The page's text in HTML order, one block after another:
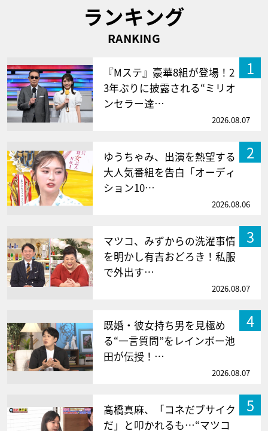
ランキング
RANKING
1
『Mステ』豪華8組が登場！2
3年ぶりに披露される“ミリオ
ンセラー達…
2026.08.07
2
ゆうちゃみ、出演を熱望する
大人気番組を告白「オーディ
ション10…
2026.08.06
3
マツコ、みずからの洗濯事情
を明かし有吉おどろき！私服
で外出す…
2026.08.07
4
既婚・彼女持ち男を見極め
る“一言質問”をレインボー池
田が伝授！…
2026.08.07
5
高橋真麻、「コネだブサイク
だ」と叩かれるも…“マツコ